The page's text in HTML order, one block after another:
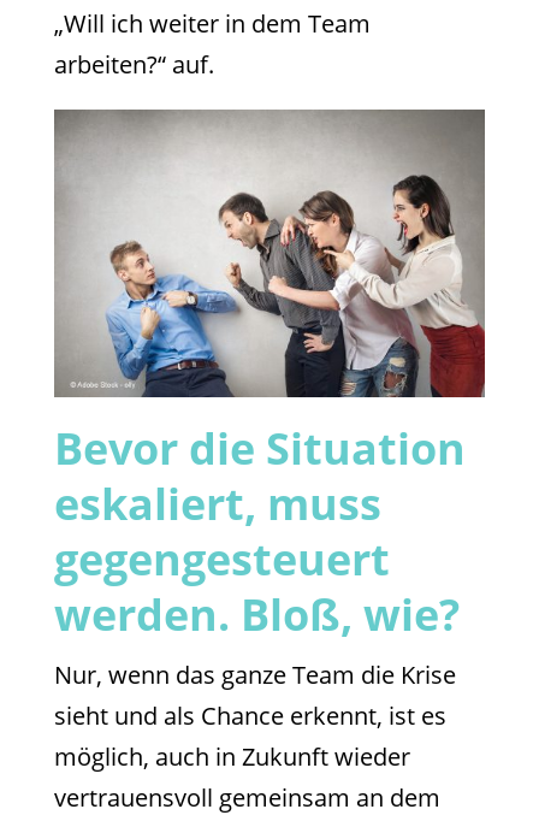
„Will ich weiter in dem Team
arbeiten?“ auf.
Bevor die Situation
eskaliert, muss
gegengesteuert
werden. Bloß, wie?
Nur, wenn das ganze Team die Krise
sieht und als Chance erkennt, ist es
möglich, auch in Zukunft wieder
vertrauensvoll gemeinsam an dem